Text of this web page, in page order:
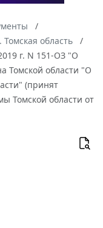
область
г. N 151-ОЗ "О
Томской области "О
(принят
Томской области от